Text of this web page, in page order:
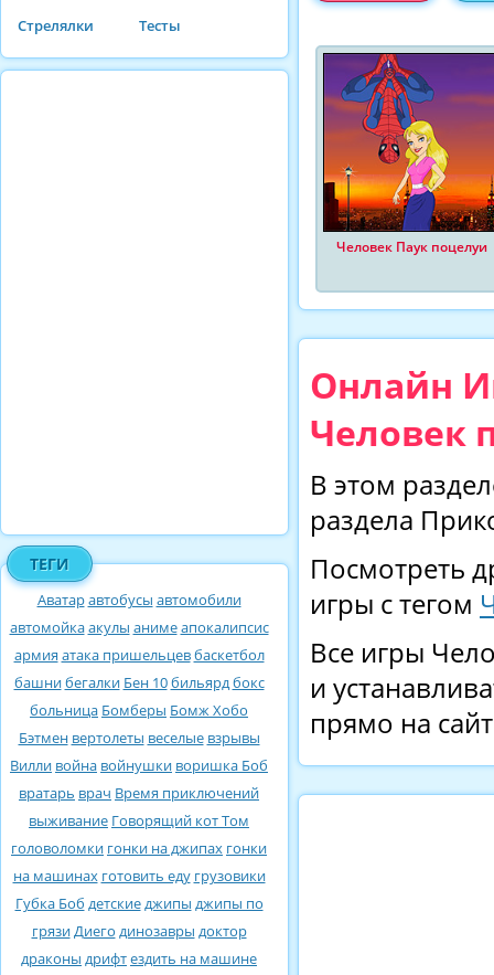
Стрелялки
Тесты
ТЕГИ
Аватаравтобусы автомобили
автомойкаакулы анимеапокалипсис
армия атака пришельцевбаскетбол
башнибегалки Бен 10бильярдбокс
больница Бомберы Бомж Хобо
Бэтмен вертолеты веселые взрывы
Вилли война войнушки воришка Боб
вратарь врач Время приключений
выживание Говорящий кот Том
головоломки гонки на джипах гонки
на машинах готовить еду грузовики
Губка Боб детскиеджипы джипы по
грязиДиего динозавры доктор
драконы дрифтездить на машине
Человек Паук поцелуи
Онлайн
Человек
В этом
раздела
Посмотреть
игры с тегом
Все игры
и
прямо на